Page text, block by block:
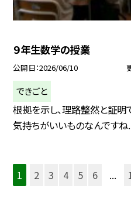
９年生数学の授業
公開日 2026/06/10
できごと
根拠を示し、理路整然と証明
気持ちがいいものなんですね
1 2 3 4 5 6 ...